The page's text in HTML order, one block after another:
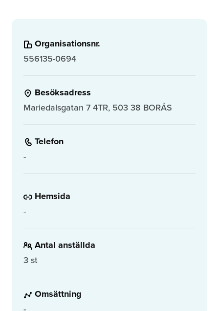
Organisationsnr.
556135-0694
Besöksadress
Mariedalsgatan 7 4TR, 503 38 BORÅS
Telefon
-
Hemsida
-
Antal anställda
3 st
Omsättning